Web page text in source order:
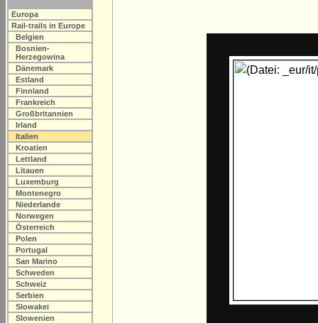
Europa
Rail-trails in Europe
Belgien
Bosnien-
Herzegowina
Dänemark
Estland
Finnland
Frankreich
Großbritannien
Irland
Italien
Kroatien
Lettland
Litauen
Luxemburg
Montenegro
Niederlande
Norwegen
Österreich
Polen
Portugal
San Marino
Schweden
Schweiz
Serbien
Slowakei
Slowenien